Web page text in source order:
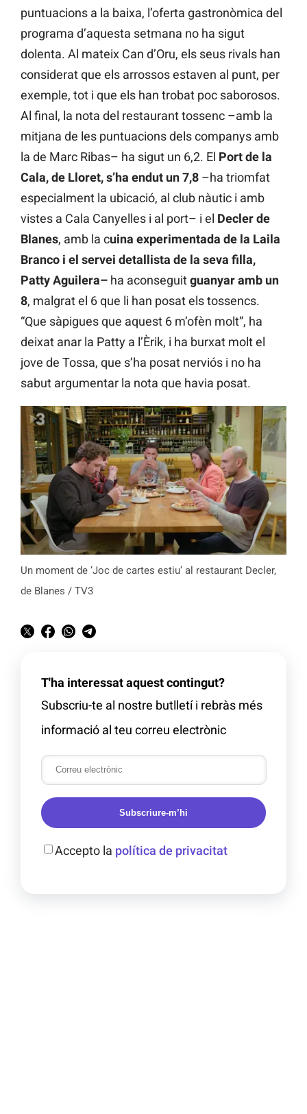
puntuacions a la baixa, l’oferta gastronòmica del
programa d’aquesta setmana no ha sigut
dolenta. Al mateix Can d’Oru, els seus rivals han
considerat que els arrossos estaven al punt, per
exemple, tot i que els han trobat poc saborosos.
Al final, la nota del restaurant tossenc –amb la
mitjana de les puntuacions dels companys amb
la de Marc Ribas– ha sigut un 6,2. El Port de la
Cala, de Lloret, s’ha endut un 7,8 –ha triomfat
especialment la ubicació, al club nàutic i amb
vistes a Cala Canyelles i al port– i el Decler de
Blanes, amb la cuina experimentada de la Laila
Branco i el servei detallista de la seva filla,
Patty Aguilera– ha aconseguitguanyar amb un
8, malgrat el 6 que li han posat els tossencs.
“Que sàpigues que aquest 6 m’ofèn molt”, ha
deixat anar la Patty a l’Èrik, i ha burxat molt el
jove de Tossa, que s’ha posat nerviós i no ha
sabut argumentar la nota que havia posat.
Un moment de ‘Joc de cartes estiu’ al restaurant Decler,
de Blanes / TV3
T'ha interessat aquest contingut?
Subscriu-te al nostre butlletí i rebràs més
informació al teu correu electrònic
Subscriure-m’hi
Accepto la política de privacitat